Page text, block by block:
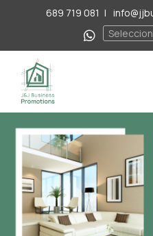
689 719 081 |